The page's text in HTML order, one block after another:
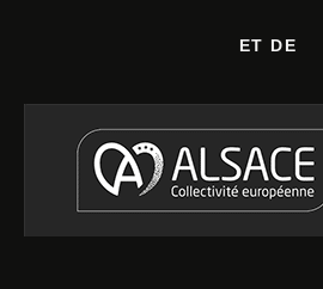
ET DE